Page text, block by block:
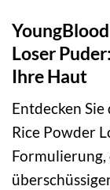
Loser
Ihre Haut
Entdecken Sie
Rice Powder